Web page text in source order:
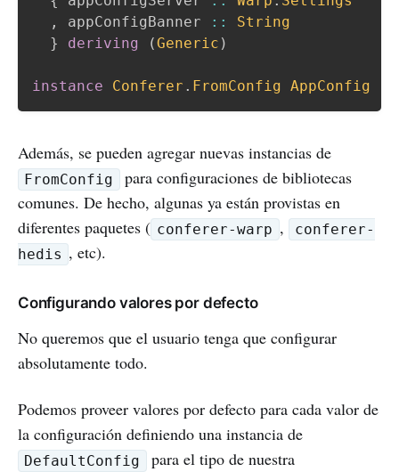
,
appConfigBanner ::
String
}
deriving (Generic )
instance Conferer . FromConfig AppConfig
Además, se pueden agregar nuevas instancias de
FromConfig
para configuraciones de bibliotecas
comunes. De hecho, algunas ya están provistas en
diferentes paquetes ( conferer-warp ,
conferer-
hedis , etc).
Configurando valores por defecto
No queremos que el usuario tenga que configurar
absolutamente todo.
Podemos proveer valores por defecto para cada valor de
la configuración definiendo una instancia de
DefaultConfig
para el tipo de nuestra